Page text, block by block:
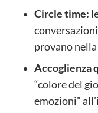
Circle time:
provano
Accoglienza
“colore del
emozioni”